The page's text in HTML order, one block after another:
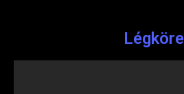
Légköre